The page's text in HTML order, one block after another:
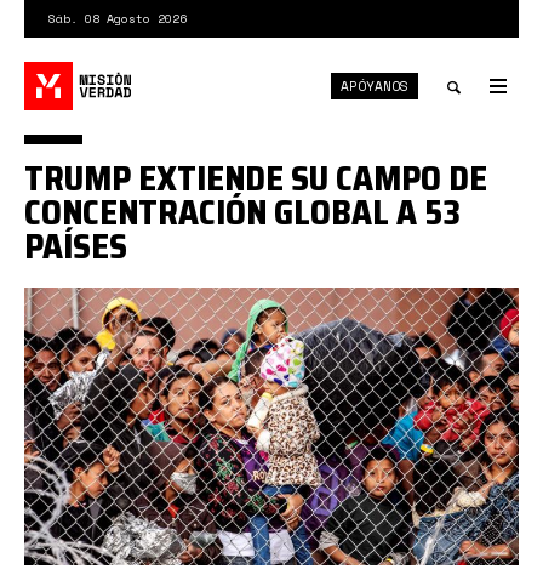
contenido
principal
Sáb. 08 Agosto 2026
search
APÓYANOS
campos
de
concentración
trump.jpg
TRUMP EXTIENDE SU CAMPO DE
CONCENTRACIÓN GLOBAL A 53
PAÍSES